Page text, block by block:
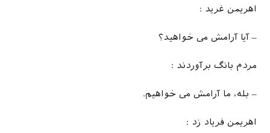
اهریمن غرید :
– آیا آرامش می خواهید؟
مردم بانگ برآوردند :
– بله، ما آرامش می خواهیم.
اهریمن فریاد زد :